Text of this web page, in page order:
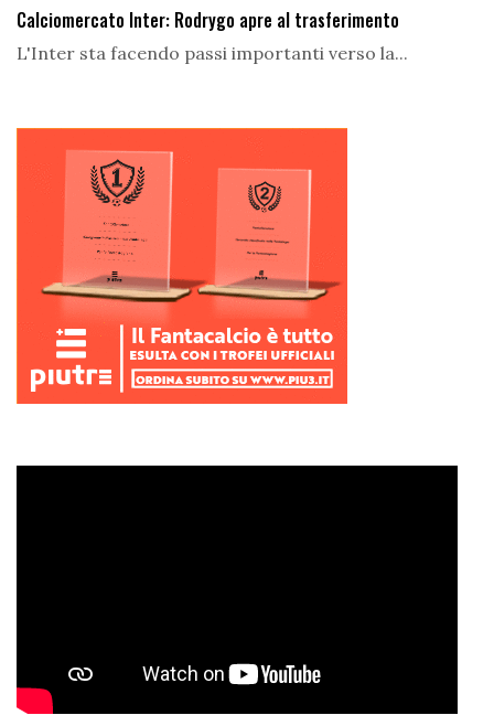
Calciomercato Inter: Rodrygo apre al trasferimento
L'Inter sta facendo passi importanti verso la...